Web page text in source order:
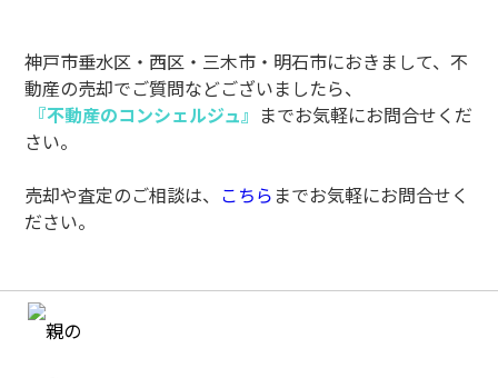
神戸市垂水区・西区・三木市・明石市におきまして、不
動産の売却でご質問などございましたら、
『不動産のコンシェルジュ』 までお気軽にお問合せくだ
さい。
売却や査定のご相談は、 こちら までお気軽にお問合せく
ださい。